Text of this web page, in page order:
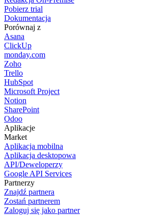
Pobierz trial
Dokumentacja
Porównaj z
Asana
ClickUp
monday.com
Zoho
Trello
HubSpot
Microsoft Project
Notion
SharePoint
Odoo
Aplikacje
Market
Aplikacja mobilna
Aplikacja desktopowa
API/Deweloperzy
Google API Services
Partnerzy
Znajdź partnera
Zostań partnerem
Zaloguj się jako partner